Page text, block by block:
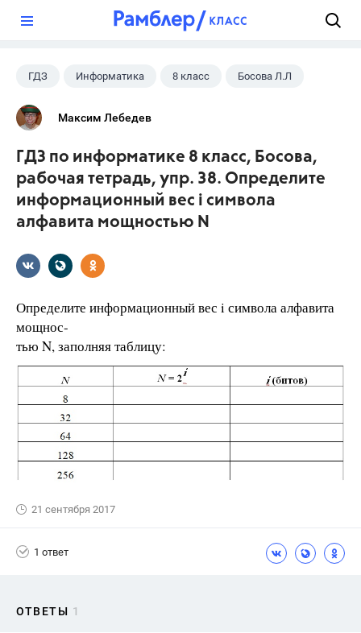
ГДЗ Информатика 8 класс Босова Л.Л
Максим Лебедев
ГДЗ по информатике 8 класс, Босова,
рабочая тетрадь, упр. 38. Определите
информационный вес i символа
алфавита мощностью N
Определите информационный вес i символа алфавита
мощнос-
тью N, заполняя таблицу:
21 сентября 2017
1 ответ
ОТВЕТЫ 1